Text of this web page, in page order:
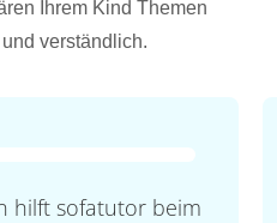
Ihrem Kind Themen
verständlich.
hilft sofatutor beim